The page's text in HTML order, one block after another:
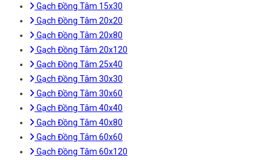
Gạch Đồng Tâm 15x30
Gạch Đồng Tâm 20x20
Gạch Đồng Tâm 20x80
Gạch Đồng Tâm 20x120
Gạch Đồng Tâm 25x40
Gạch Đồng Tâm 30x30
Gạch Đồng Tâm 30x60
Gạch Đồng Tâm 40x40
Gạch Đồng Tâm 40x80
Gạch Đồng Tâm 60x60
Gạch Đồng Tâm 60x120